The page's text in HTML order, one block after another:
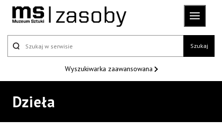
Szukaj
Wyszukiwarka zaawansowana
Dzieła